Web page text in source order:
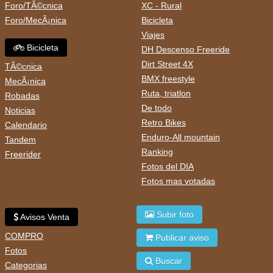
Foro/TÃ©cnica
Foro/MecÃ¡nica
Bicicleta
TÃ©cnica
MecÃ¡nica
Robadas
Noticias
Calendario
Tandem
Freerider
XC - Rural
Bicicleta
Viajes
DH Descenso Freeride
Dirt Street 4X
BMX freestyle
Ruta, triatlon
De todo
Retro Bikes
Enduro-All mountain
Ranking
Fotos del DIA
Fotos mas votadas
Avisos Venta
COMPRO
Fotos
Categorias
Subir foto
Publicar aviso
Buscar